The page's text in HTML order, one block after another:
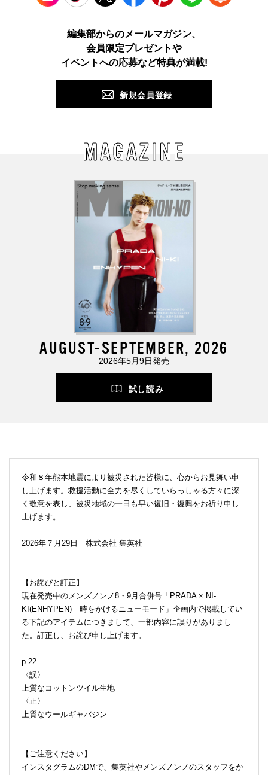
TikTok Facebook Pinterest LINE
編集部からのメールマガジン、
会員限定プレゼントや
イベントへの応募など特典が満載!
新規会員登録
MAGAZINE
AUGUST-SEPTEMBER, 2026
2026年5月9日発売
試し読み
令和８年熊本地震により被災された皆様に、心からお見舞い申
し上げます。救援活動に全力を尽くしていらっしゃる方々に深
く敬意を表し、被災地域の一日も早い復旧・復興をお祈り申し
上げます。
2026年７月29日 株式会社 集英社
【お詫びと訂正】
現在発売中のメンズノンノ8・9月合併号「PRADA × NI-
KI(ENHYPEN) 時をかけるニューモード」企画内で掲載してい
る下記のアイテムにつきまして、一部内容に誤りがありまし
た。訂正し、お詫び申し上げます。
p.22
〈誤〉
上質なコットンツイル生地
〈正〉
上質なウールギャバジン
【ご注意ください】
インスタグラムのDMで、集英社やメンズノンノのスタッフをか